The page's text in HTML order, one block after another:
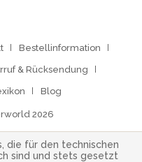
Bestellinformation
& Rücksendung
Blog
2026
die für den technischen
sind und stets gesetzt